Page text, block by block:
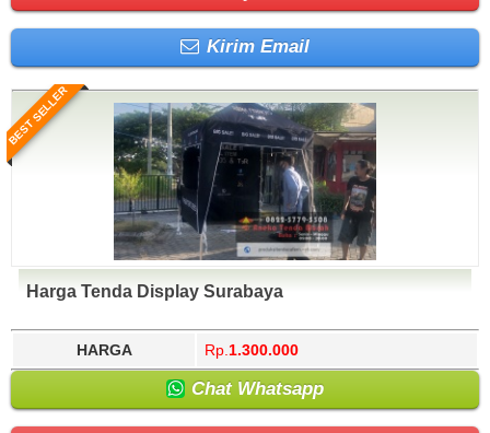
Kirim Email
BEST SELLER
Harga Tenda Display Surabaya
HARGA Rp. 1.300.000
Chat Whatsapp